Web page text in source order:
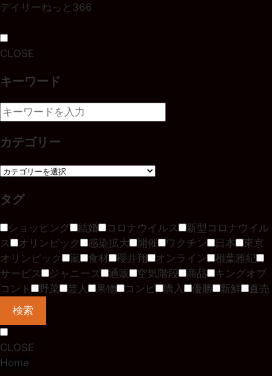
デイリーねっと366
CLOSE
キーワード
カテゴリー
タグ
ショッピング 結婚 コロナウイルス
新型コロナウイル
ス
オリンピック 感染拡大 開催 ワクチン 日本
東京
オリンピック
嵐 食材 櫻井翔 オンライン
相葉雅紀
サービス
ジャニーズ 通販 空気階段 商品
キングオブ
コント
野菜 芸人 果物 コンビ 購入 優勝 新鮮
直売
検索
CLOSE
Home